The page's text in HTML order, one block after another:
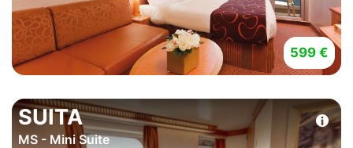
599 €
SUITA
MS - Mini Suite